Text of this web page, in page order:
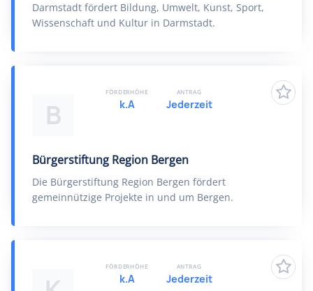
Darmstadt fördert Bildung, Umwelt, Kunst, Sport,
Wissenschaft und Kultur in Darmstadt.
B
Bürgerstiftung Region Bergen
Die Bürgerstiftung Region Bergen fördert
gemeinnützige Projekte in und um Bergen.
FÖRDERHÖHE
k.A
ANTRAG
Jederzeit
FÖRDERHÖHE
k.A
ANTRAG
Jederzeit